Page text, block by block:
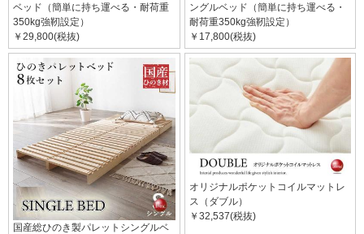
ベッド（簡単に持ち運べる・耐荷重
350kg強靭設定）
￥29,800(税抜)
ングルベッド（簡単に持ち運べる・
耐荷重350kg強靭設定）
￥17,800(税抜)
国産総ひのき製パレットシングルベ
オリジナルポケットコイルマットレ
ス（ダブル）
￥32,537(税抜)